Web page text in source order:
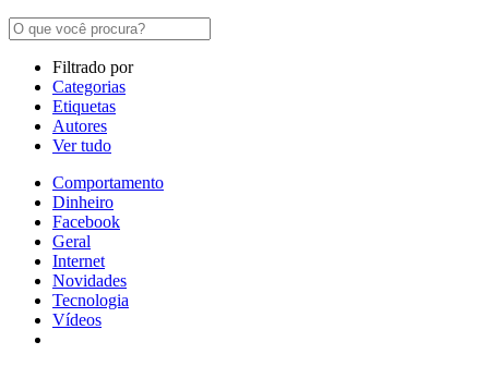
Filtrado por
Categorias
Etiquetas
Autores
Ver tudo
Comportamento
Dinheiro
Facebook
Geral
Internet
Novidades
Tecnologia
Vídeos